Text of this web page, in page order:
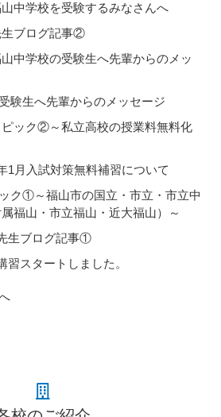
中学校を受験するみなさんへ
ブログ記事②
中学校の受験生へ先輩からのメッ
験生へ先輩からのメッセージ
ック②～私立高校の授業料無料化
月入試対策無料補習について
ク①～福山市の国立・市立・市立中
福山・市立福山・近大福山）～
生ブログ記事①
スタートしました。